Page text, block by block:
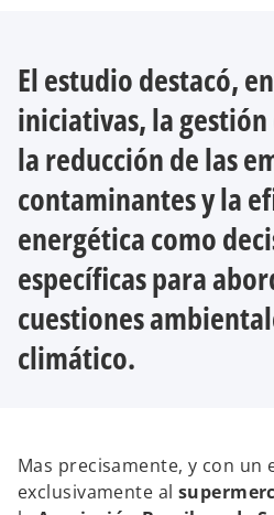
r
e
e
n
u
n
a
p
e
s
u
e
El estudio destacó,
iniciativas, la
la reducción de las
contaminantes y la
energética como
específicas para
cuestiones
climático.
Mas precisamente, y con un
exclusivamente al